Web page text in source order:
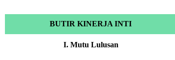
BUTIR KINERJA INTI
I. Mutu Lulusan